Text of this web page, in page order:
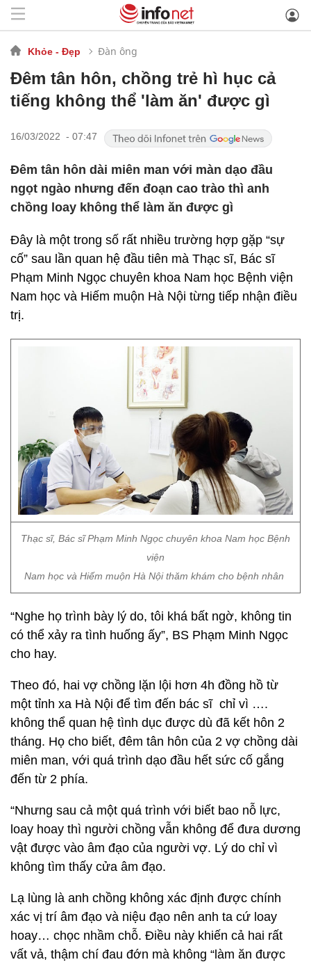
Khỏe - Đẹp Đàn ông
Đêm tân hôn, chồng trẻ hì hục cả
tiếng không thể 'làm ăn' được gì
16/03/2022 - 07:47
Đêm tân hôn dài miên man với màn dạo đầu
ngọt ngào nhưng đến đoạn cao trào thì anh
chồng loay không thể làm ăn được gì
Đây là một trong số rất nhiều trường hợp gặp “sự
cố” sau lần quan hệ đầu tiên mà Thạc sĩ, Bác sĩ
Phạm Minh Ngọc chuyên khoa Nam học Bệnh viện
Nam học và Hiếm muộn Hà Nội từng tiếp nhận điều
trị.
Thạc sĩ, Bác sĩ Phạm Minh Ngọc chuyên khoa Nam học Bệnh
viện
Nam học và Hiếm muộn Hà Nội thăm khám cho bệnh nhân
“Nghe họ trình bày lý do, tôi khá bất ngờ, không tin
có thể xảy ra tình huống ấy”, BS Phạm Minh Ngọc
cho hay.
Theo đó, hai vợ chồng lặn lội hơn 4h đồng hồ từ
một tỉnh xa Hà Nội để tìm đến bác sĩ chỉ vì ….
không thể quan hệ tình dục được dù đã kết hôn 2
tháng. Họ cho biết, đêm tân hôn của 2 vợ chồng dài
miên man, với quá trình dạo đầu hết sức cố gắng
đến từ 2 phía.
“Nhưng sau cả một quá trình với biết bao nỗ lực,
loay hoay thì người chồng vẫn không để đưa dương
vật được vào âm đạo của người vợ. Lý do chỉ vì
không tìm thấy cửa âm đạo.
Lạ lùng là anh chồng không xác định được chính
xác vị trí âm đạo và niệu đạo nên anh ta cứ loay
hoay… chọc nhầm chỗ. Điều này khiến cả hai rất
vất vả, thậm chí đau đớn mà không “làm ăn được